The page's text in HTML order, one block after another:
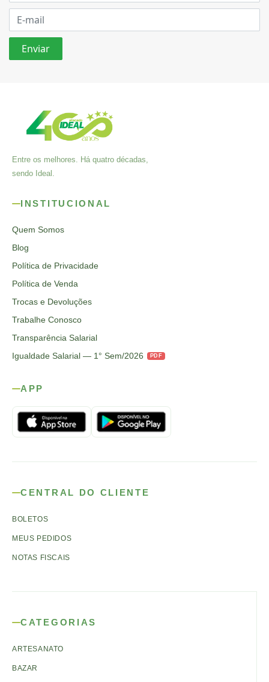
Entre os melhores. Há quatro décadas,
sendo Ideal.
INSTITUCIONAL
Quem Somos
Blog
Política de Privacidade
Política de Venda
Trocas e Devoluções
Trabalhe Conosco
Transparência Salarial
Igualdade Salarial — 1° Sem/2026
PDF
APP
CENTRAL DO CLIENTE
BOLETOS
MEUS PEDIDOS
NOTAS FISCAIS
CATEGORIAS
ARTESANATO
BAZAR